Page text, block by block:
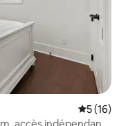
Note
5 (16)